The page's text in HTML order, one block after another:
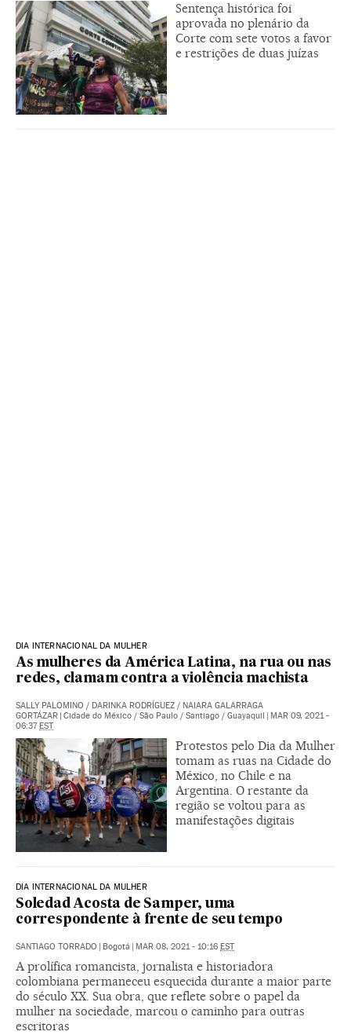
Sentença histórica foi
aprovada no plenário da
Corte com sete votos a favor
e restrições de duas juízas
DIA INTERNACIONAL DA MULHER
As mulheres da América Latina, na rua ou nas
redes, clamam contra a violência machista
SALLY PALOMINO / DARINKA RODRÍGUEZ / NAIARA GALARRAGA
GORTÁZAR Cidade do México / São Paulo / Santiago / Guayaquil
MAR 09, 2021 -
06:37 EST
Protestos pelo Dia da Mulher
tomam as ruas na Cidade do
México, no Chile e na
Argentina. O restante da
região se voltou para as
manifestações digitais
DIA INTERNACIONAL DA MULHER
Soledad Acosta de Samper, uma
correspondente à frente de seu tempo
SANTIAGO TORRADO Bogotá MAR 08, 2021 - 10:16 EST
A prolífica romancista, jornalista e historiadora
colombiana permaneceu esquecida durante a maior parte
do século XX. Sua obra, que reflete sobre o papel da
mulher na sociedade, marcou o caminho para outras
escritoras